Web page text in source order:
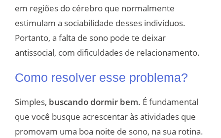
em regiões do cérebro que normalmente
estimulam a sociabilidade desses indivíduos.
Portanto, a falta de sono pode te deixar
antissocial, com dificuldades de relacionamento.
Como resolver esse problema?
Simples, buscando dormir bem. É fundamental
que você busque acrescentar às atividades que
promovam uma boa noite de sono, na sua rotina.